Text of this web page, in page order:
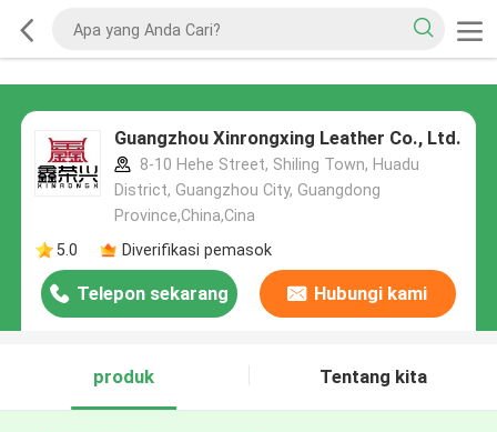
Guangzhou Xinrongxing Leather Co., Ltd.
8-10 Hehe Street, Shiling Town, Huadu
District, Guangzhou City, Guangdong
Province,China,Cina
5.0
Diverifikasi pemasok
Telepon sekarang Hubungi kami
produk Tentang kita